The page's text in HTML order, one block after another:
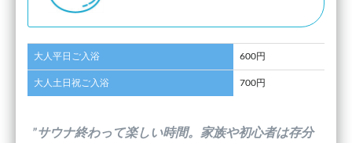
大人平日ご入浴 600円
大人土日祝ご入浴 700円
”サウナ終わって楽しい時間。家族や初心者は存分